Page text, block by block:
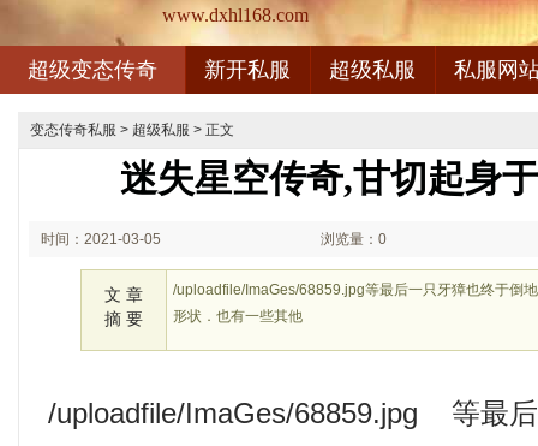
www.dxhl168.com
超级变态传奇 新开私服 超级私服 私服网
变态传奇私服 > 超级私服 > 正文
迷失星空传奇,甘切起身
时间：2021-03-05 浏览量：0
文 章
摘 要
/uploadfile/ImaGes/68859.jpg等最后一只牙獐也终于倒
形状．也有一些其他
/uploadfile/ImaGes/68859.jpg 等最